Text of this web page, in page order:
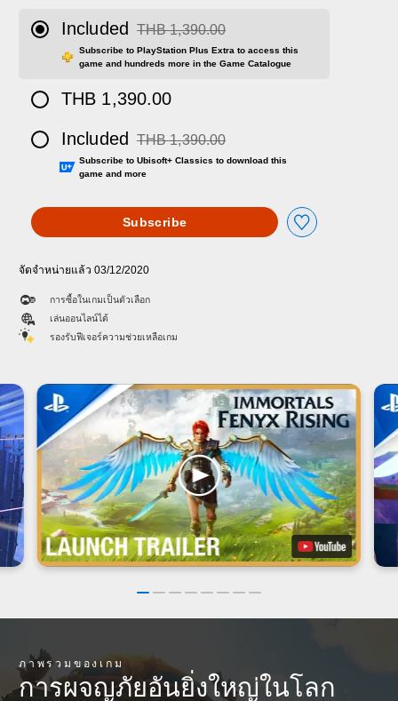
Included Discounted from original price of THB
THB 1,390.00
Subscribe to PlayStation Plus Extra to access this
game and hundreds more in the Game Catalogue
THB 1,390.00
Included Discounted from original price of THB
THB 1,390.00
Subscribe to Ubisoft+ Classics to download this
game and more
Subscribe
จัดจำหน่ายแล้ว 03/12/2020
การซื้อในเกมเป็นตัวเลือก
เล่นออนไลน์ได้
รองรับฟีเจอร์ความช่วยเหลือเกม
ภาพรวมของเกม
การผจญภัยอันยิ่งใหญ่ในโลก